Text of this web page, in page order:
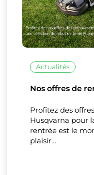
sur ceux que
Actualités
Nos offres de
Profitez des
Husqvarna pour
rentrée est le
plaisir…